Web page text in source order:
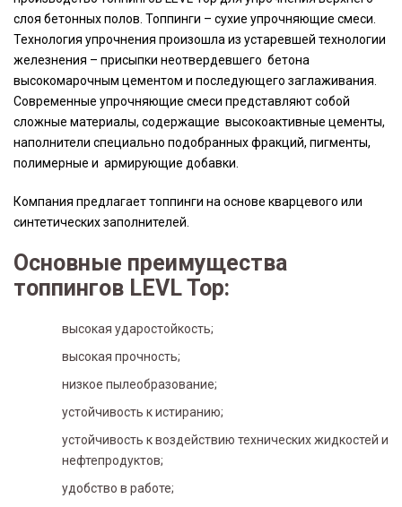
слоя бетонных полов. Топпинги – сухие упрочняющие смеси.
Технология упрочнения произошла из устаревшей технологии
железнения – присыпки неотвердевшего бетона
высокомарочным цементом и последующего заглаживания.
Современные упрочняющие смеси представляют собой
сложные материалы, содержащие высокоактивные цементы,
наполнители специально подобранных фракций, пигменты,
полимерные и армирующие добавки.
Компания предлагает топпинги на основе кварцевого или
синтетических заполнителей.
Основные преимущества
топпингов LEVL Top:
высокая ударостойкость;
высокая прочность;
низкое пылеобразование;
устойчивость к истиранию;
устойчивость к воздействию технических жидкостей и
нефтепродуктов;
удобство в работе;